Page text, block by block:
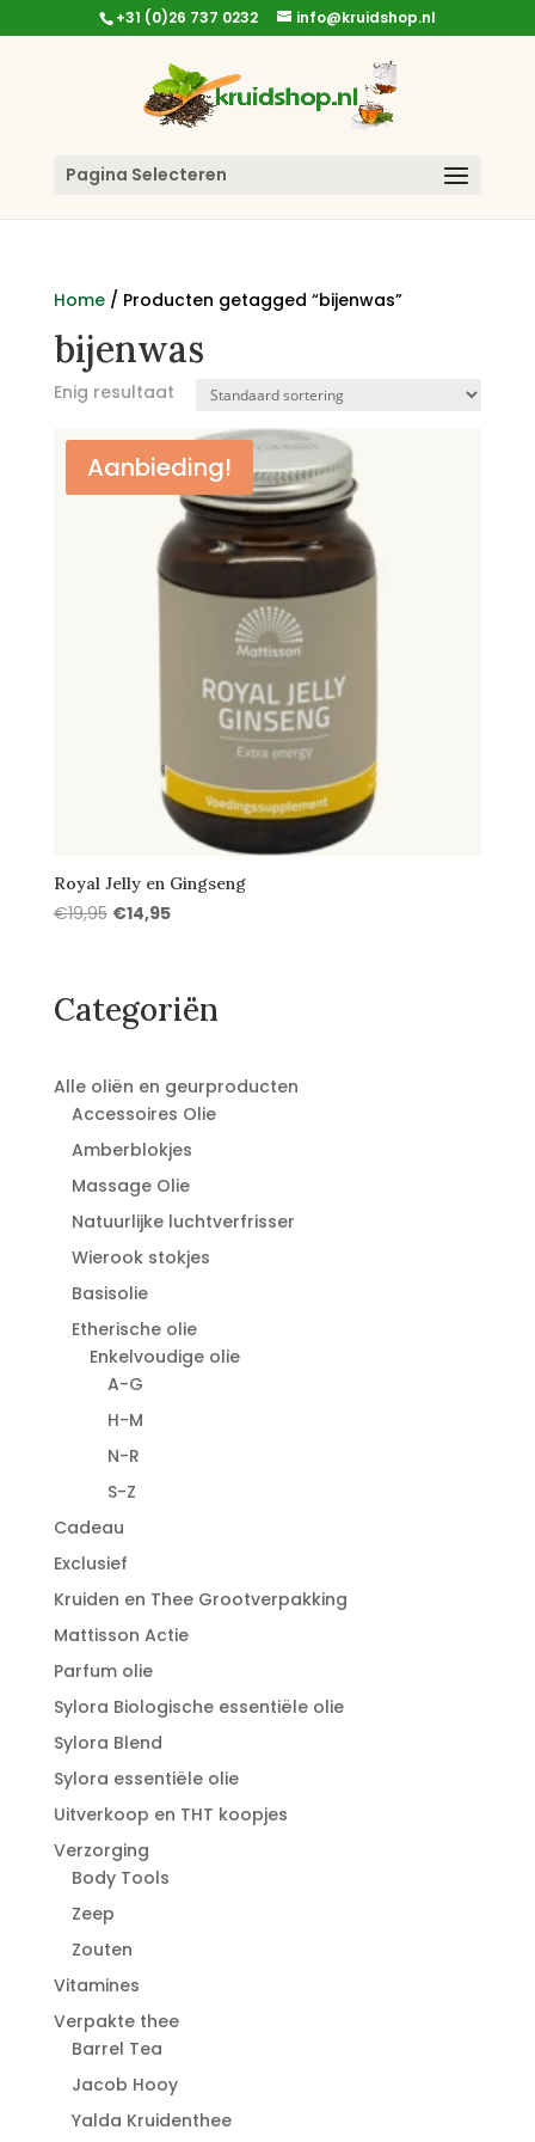
+31 (0)26 737 0232 info@kruidshop.nl
Pagina Selecteren
Home/ Producten getagged “bijenwas”
bijenwas
Enig resultaat
Aanbieding!
Royal Jelly en Gingseng
€19,95 Oorspronkelijke
€14,95Huidige
€14,95.
Categoriën
Alle oliën en geurproducten
Accessoires Olie
Amberblokjes
Massage Olie
Natuurlijke luchtverfrisser
Wierook stokjes
Basisolie
Etherische olie
Enkelvoudige olie
A-G
H-M
N-R
S-Z
Cadeau
Exclusief
Kruiden en Thee Grootverpakking
Mattisson Actie
Parfum olie
Sylora Biologische essentiële olie
Sylora Blend
Sylora essentiële olie
Uitverkoop en THT koopjes
Verzorging
Body Tools
Zeep
Zouten
Vitamines
Verpakte thee
Barrel Tea
Jacob Hooy
Yalda Kruidenthee